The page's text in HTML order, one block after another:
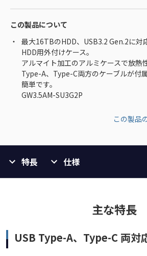
この製品について
最大16TBのHDD、USB3.2 Gen.2に対
HDD用外付けケース。
アルマイト加工のアルミケースで放熱
Type-A、Type-C両方のケーブルが付
簡単です。
GW3.5AM-SU3G2P
この製品
特長 仕様
主な特長
USB Type-A、Type-C 両対